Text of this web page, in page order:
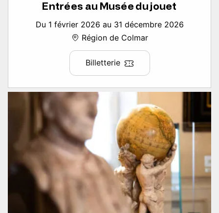
Entrées au Musée du jouet
Du 1 février 2026 au 31 décembre 2026
Région de Colmar
Billetterie